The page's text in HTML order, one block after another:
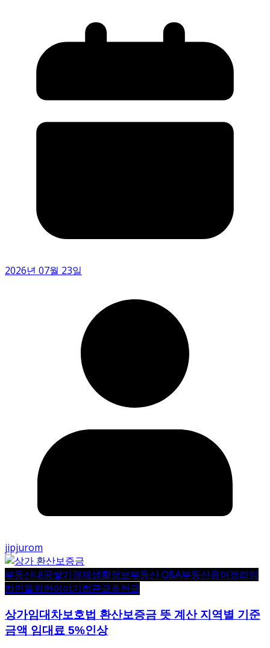
2026년 07월 23일
jipjurom
부동산내공쌓기경제생활정보부동산 Q&A부동산용어정리임
차인을위한이야기최근글추천글
상가임대차보호법 환산보증금 뜻 계산 지역별 기준
금액 임대료 5%인상